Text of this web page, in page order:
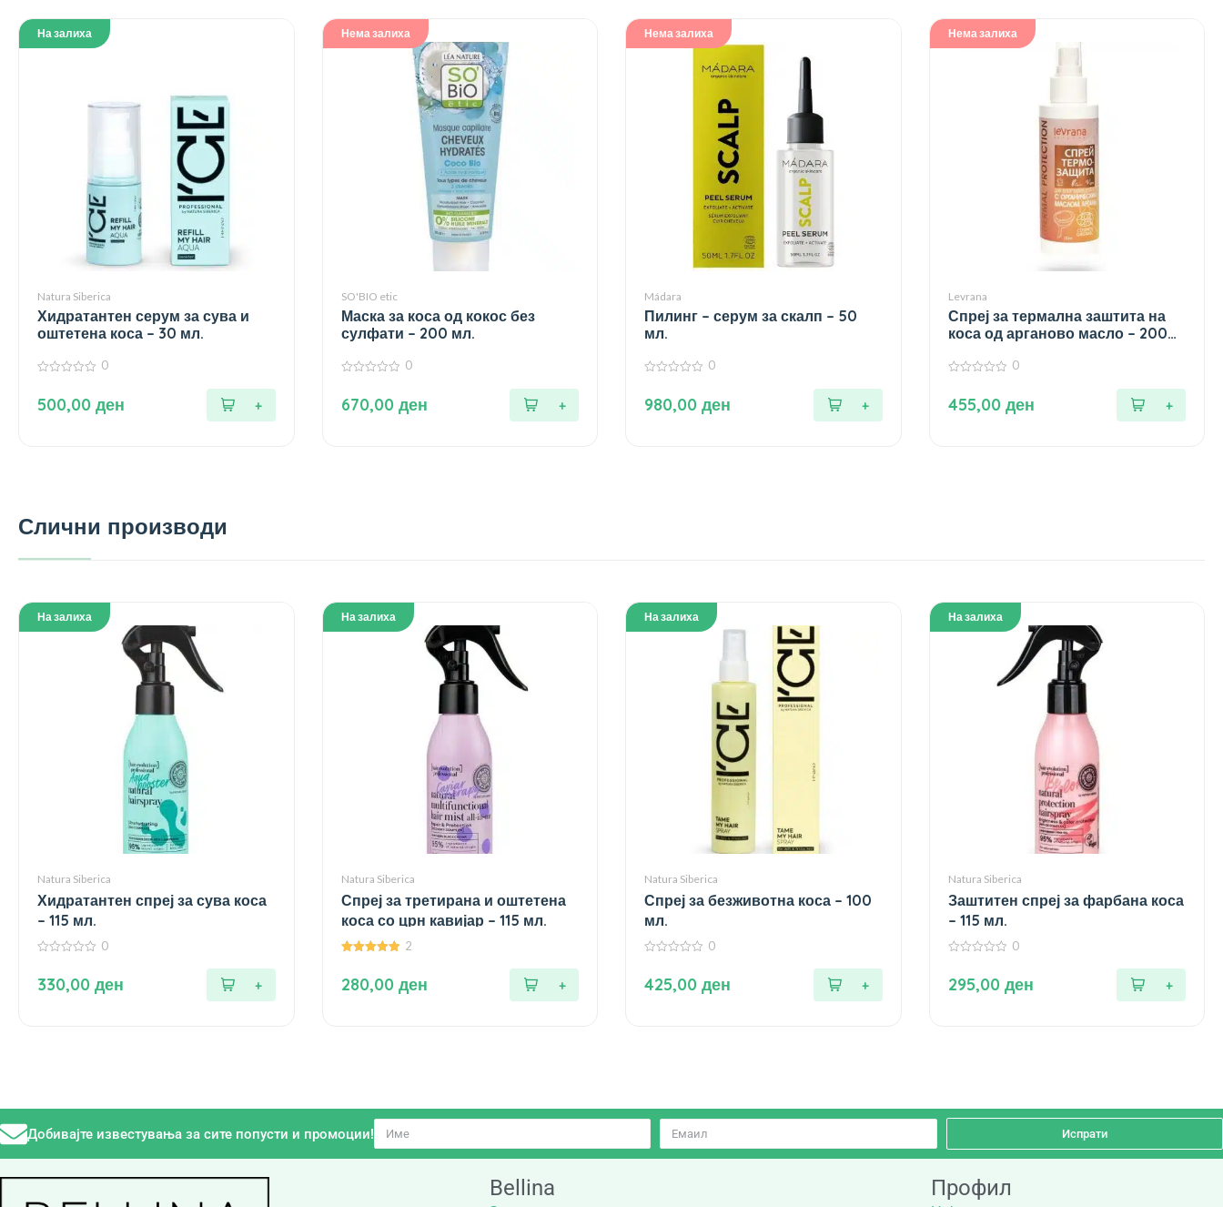
На залиха
Natura Siberica
Хидратантен серум за сува и
оштетена коса – 30 мл.
5
0
500,00 ден
Нема залиха
SO'BIO etic
Маска за коса од кокос без
сулфати – 200 мл.
5
0
670,00 ден
Нема залиха
Mádara
Пилинг – серум за скалп – 50
мл.
5
0
980,00 ден
Нема залиха
Levrana
Спреј за термална заштита на
коса од арганово масло – 200
5
0
455,00 ден
Слични производи
На залиха
Natura Siberica
Хидратантен спреј за сува коса
– 115 мл.
5
0
330,00 ден
На залиха
Natura Siberica
Спреј за третирана и оштетена
коса со црн кавијар – 115 мл.
2
280,00 ден
На залиха
Natura Siberica
Спреј за безживотна коса – 100
мл.
5
0
425,00 ден
На залиха
Natura Siberica
Заштитен спреј за фарбана коса
– 115 мл.
5
0
295,00 ден
Добивајте известувања за сите попусти и промоции! Испрати
Bellina Профил